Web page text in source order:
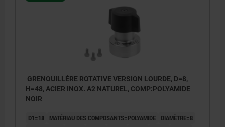
GRENOUILLÈRE ROTATIVE VERSION LOURDE, D=8,
H=48, ACIER INOX. A2 NATUREL, COMP:POLYAMIDE
NOIR
D1=18 MATÉRIAU DES COMPOSANTS=POLYAMIDE
DIAMÈTRE=8